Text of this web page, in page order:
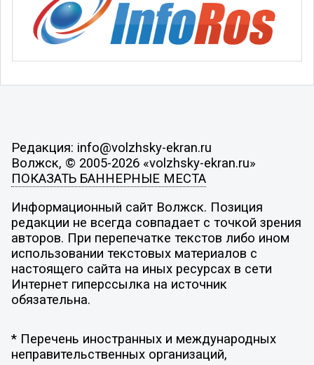
Редакция: info@volzhsky-ekran.ru
Волжск, © 2005-2026 «volzhsky-ekran.ru»
ПОКАЗАТЬ БАННЕРНЫЕ МЕСТА
Информационный сайт Волжск. Позиция
редакции не всегда совпадает с точкой зрения
авторов. При перепечатке текстов либо ином
использовании текстовых материалов с
настоящего сайта на иных ресурсах в сети
Интернет гиперссылка на источник
обязательна.
* Перечень иностранных и международных
неправительственных организаций,